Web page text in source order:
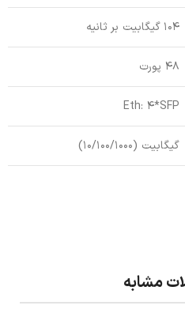
104 گیگابیت بر ثانیه
48 پورت
Eth: 4*SFP
گیگابیت (10/100/1000)
مشابه